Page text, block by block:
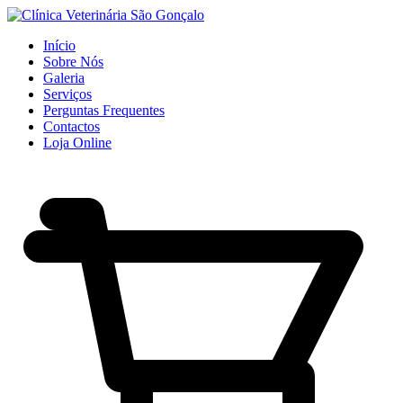
Início
Sobre Nós
Galeria
Serviços
Perguntas Frequentes
Contactos
Loja Online